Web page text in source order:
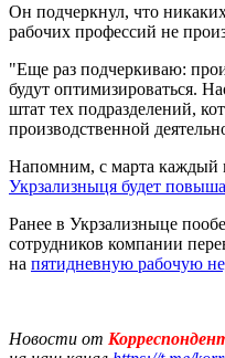
Он подчеркнул, что
рабочих профессий не
"Еще раз подчеркиваю:
будут оптимизироваться.
штат тех подразделений,
производственной
Напомним, с марта каждый
Укрзализныця будет
Ранее в Укрзализныце
сотрудников компании
на пятидневную рабочую
Новости от